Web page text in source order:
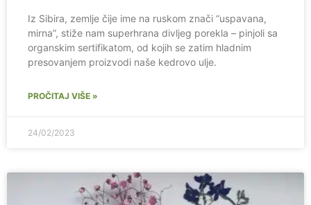
Iz Sibira, zemlje čije ime na ruskom znači “uspavana,
mirna”, stiže nam superhrana divljeg porekla – pinjoli sa
organskim sertifikatom, od kojih se zatim hladnim
presovanjem proizvodi naše kedrovo ulje.
PROČITAJ VIŠE »
24/02/2023